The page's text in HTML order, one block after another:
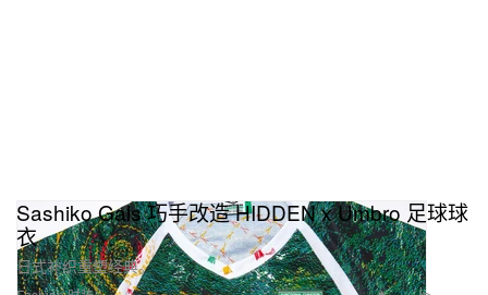
Sashiko Gals 巧手改造 HIDDEN x Umbro 足球球
衣
日式补织重塑经典。